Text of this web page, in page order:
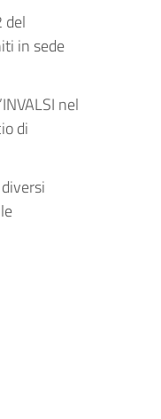
del
in sede
nel
di